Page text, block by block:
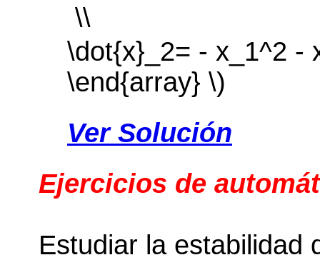
\\
\dot{x}_2= - x_1^2 -
\end{array} \)
Ver Solución
Ejercicios de
Estudiar la estabilidad